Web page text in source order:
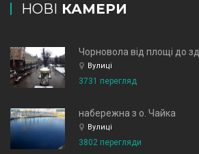
НОВІ КАМЕРИ
Чорновола від площі до зд
Вулиці
3731 перегляд
набережна з о. Чайка
Вулиці
3802 перегляди